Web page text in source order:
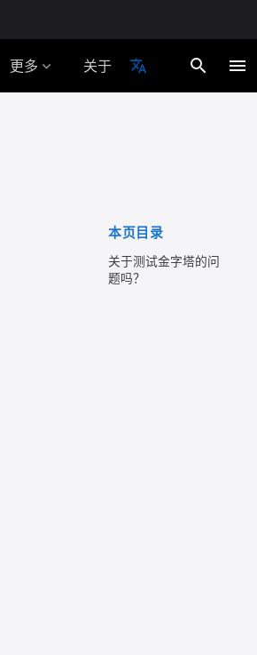
更多 expand_more 关于 translate search menu
本页目录
关于测试金字塔的问
题吗？